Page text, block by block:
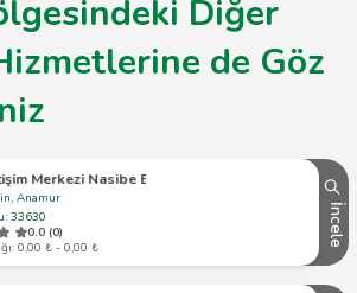
Diğer
de Göz
Merkezi Nasibe Erdem
Anamur
33630
0.0 (0)
0,00 ₺ - 0,00 ₺
İncele